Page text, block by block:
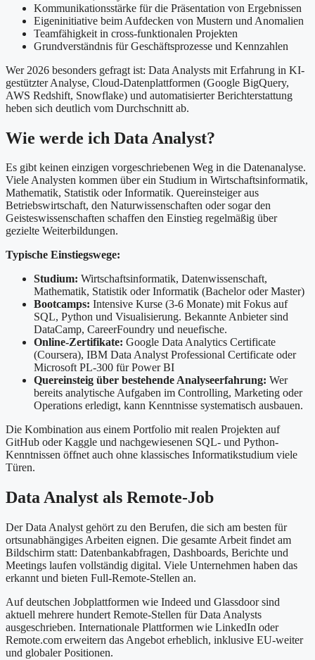
Kommunikationsstärke für die Präsentation von Ergebnissen
Eigeninitiative beim Aufdecken von Mustern und Anomalien
Teamfähigkeit in cross-funktionalen Projekten
Grundverständnis für Geschäftsprozesse und Kennzahlen
Wer 2026 besonders gefragt ist: Data Analysts mit Erfahrung in KI-
gestützter Analyse, Cloud-Datenplattformen (Google BigQuery,
AWS Redshift, Snowflake) und automatisierter Berichterstattung
heben sich deutlich vom Durchschnitt ab.
Wie werde ich Data Analyst?
Es gibt keinen einzigen vorgeschriebenen Weg in die Datenanalyse.
Viele Analysten kommen über ein Studium in Wirtschaftsinformatik,
Mathematik, Statistik oder Informatik. Quereinsteiger aus
Betriebswirtschaft, den Naturwissenschaften oder sogar den
Geisteswissenschaften schaffen den Einstieg regelmäßig über
gezielte Weiterbildungen.
Typische Einstiegswege:
Studium: Wirtschaftsinformatik, Datenwissenschaft,
Mathematik, Statistik oder Informatik (Bachelor oder Master)
Bootcamps: Intensive Kurse (3-6 Monate) mit Fokus auf
SQL, Python und Visualisierung. Bekannte Anbieter sind
DataCamp, CareerFoundry und neuefische.
Online-Zertifikate: Google Data Analytics Certificate
(Coursera), IBM Data Analyst Professional Certificate oder
Microsoft PL-300 für Power BI
Quereinsteig über bestehende Analyseerfahrung: Wer
bereits analytische Aufgaben im Controlling, Marketing oder
Operations erledigt, kann Kenntnisse systematisch ausbauen.
Die Kombination aus einem Portfolio mit realen Projekten auf
GitHub oder Kaggle und nachgewiesenen SQL- und Python-
Kenntnissen öffnet auch ohne klassisches Informatikstudium viele
Türen.
Data Analyst als Remote-Job
Der Data Analyst gehört zu den Berufen, die sich am besten für
ortsunabhängiges Arbeiten eignen. Die gesamte Arbeit findet am
Bildschirm statt: Datenbankabfragen, Dashboards, Berichte und
Meetings laufen vollständig digital. Viele Unternehmen haben das
erkannt und bieten Full-Remote-Stellen an.
Auf deutschen Jobplattformen wie Indeed und Glassdoor sind
aktuell mehrere hundert Remote-Stellen für Data Analysts
ausgeschrieben. Internationale Plattformen wie LinkedIn oder
Remote.com erweitern das Angebot erheblich, inklusive EU-weiter
und globaler Positionen.